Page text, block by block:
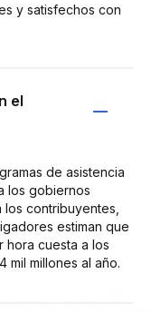
y satisfechos con
el
de asistencia
los gobiernos
contribuyentes,
estiman que
hora cuesta a los
mil millones al año.